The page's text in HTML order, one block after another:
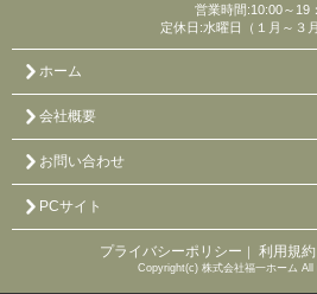
営業時間:10:00～19
定休日:水曜日（１月～３
ホーム
会社概要
お問い合わせ
PCサイト
プライバシーポリシー ｜ 利用規約
Copyright(c) 株式会社福一ホーム All